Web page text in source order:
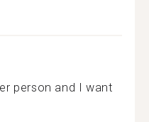
person and I want